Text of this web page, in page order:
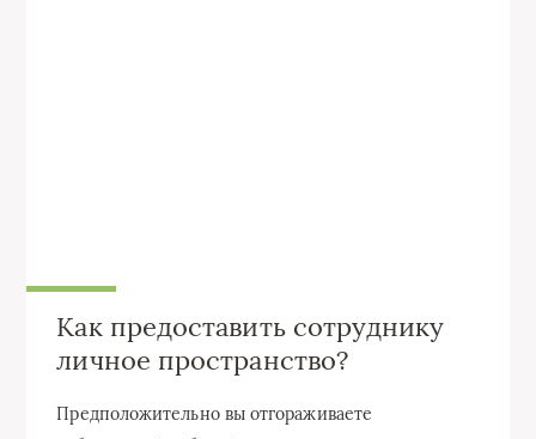
Как предоставить сотруднику
личное пространство?
Предположительно вы отгораживаете